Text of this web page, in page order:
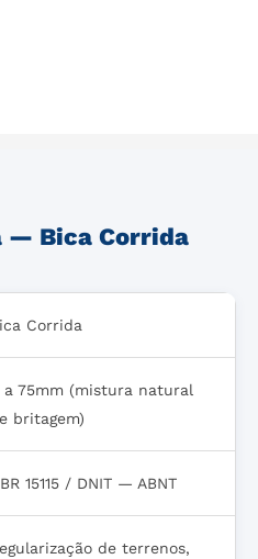
— Bica Corrida
Corrida
a 75mm (mistura natural
britagem)
15115 / DNIT — ABNT
de terrenos,